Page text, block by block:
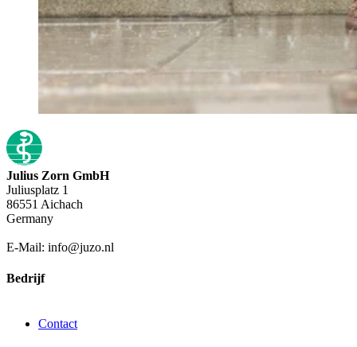
Julius Zorn GmbH
Juliusplatz 1
86551 Aichach
Germany
E-Mail: info@juzo.nl
Bedrijf
Contact